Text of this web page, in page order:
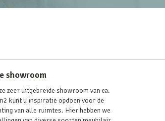
showroom
zeer uitgebreide showroom van ca.
kunt u inspiratie opdoen voor de
van alle ruimtes. Hier hebben we